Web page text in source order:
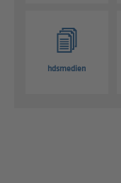
hdsmedien